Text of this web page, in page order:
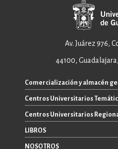
Av. Juárez 976,
44100,
Comercialización y almacén
+52 33 3640 6326
+52 33 3640 4595
ventas@editorial.udg.mx
Centros Universitarios
CUAAD
CUCEA
Centros Universitarios
CUALTOS
CUCHAPALA
LIBROS
NOSOTROS